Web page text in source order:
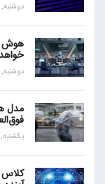
دوشنبه, 3 دی 1403, ساعت 0:35
هوش
دوشنبه, 26 آذر 1403, ساعت 17:57
مدل
یکشنبه, 18 آذر 1403, ساعت 9:20